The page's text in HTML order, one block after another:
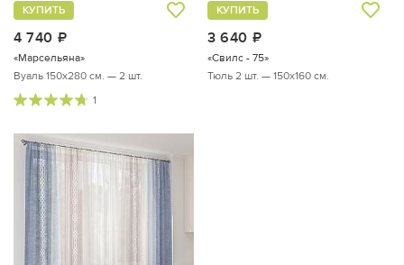
4 740
КУПИТЬ
«Марсельяна»
Вуаль 150х280 см. — 2 шт.
1
3 640
КУПИТЬ
«Свилс - 75»
Тюль 2 шт. — 150х160 см.